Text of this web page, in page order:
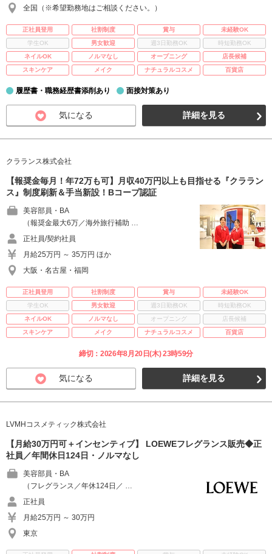
全国（※希望勤務地はご相談ください。）
正社員登用 社割制度 賞与
未経験OK
学生OK
男女歓迎 週3日勤務OK
時短勤務OK
ネイルOK
ノルマなし オープニング
店長候補
スキンケア
メイク ナチュラルコスメ 百貨店
履歴書・職務経歴書添削あり 面接対策あり
気になる 詳細を見る
クラランス株式会社
【報奨金毎月！年72万も可】月収40万円以上も目指せる『クララン
ス』制度刷新＆手当新設！Bコープ認証
美容部員・BA
（報奨金最大6万／海外旅行補助 …
正社員/契約社員
月給25万円 ～ 35万円 ほか
大阪・名古屋・福岡
正社員登用 社割制度 賞与
未経験OK
学生OK
男女歓迎 週3日勤務OK
時短勤務OK
ネイルOK
ノルマなし オープニング
店長候補
スキンケア
メイク ナチュラルコスメ 百貨店
締切：2026年8月20日(木) 23時59分
気になる 詳細を見る
LVMHコスメティック株式会社
【月給30万円可＋インセンティブ】 LOEWEフレグランス販売◆正
社員／年間休日124日・ノルマなし
美容部員・BA
（フレグランス／年休124日／ …
正社員
月給25万円 ～ 30万円
東京